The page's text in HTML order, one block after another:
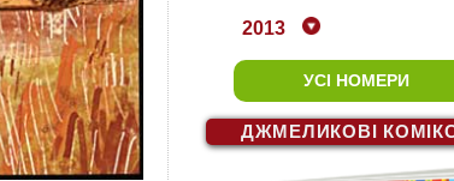
2013
УСІ НОМЕРИ
ДЖМЕЛИКОВІ